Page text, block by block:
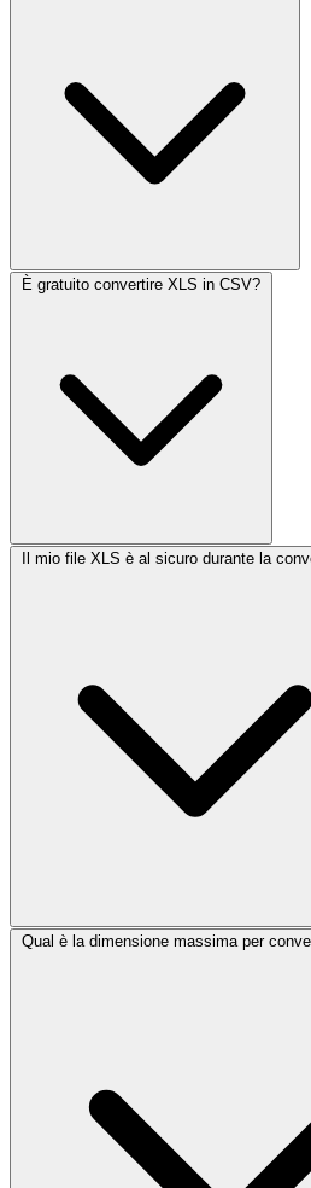
È gratuito convertire XLS in CSV?
Il mio file XLS è al sicuro durante la
Qual è la dimensione massima per